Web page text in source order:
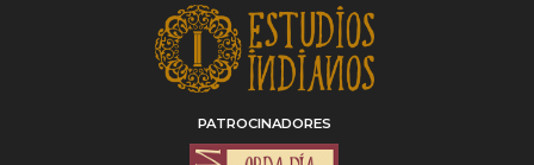
PATROCINADORES